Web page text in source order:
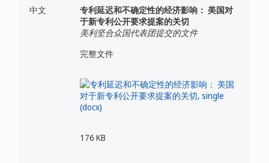
中文
专利延迟和不确定性的经济影响： 美国对
于新专利公开要求提案的关切
美利坚合众国代表团提交的文件
完整文件
176 KB